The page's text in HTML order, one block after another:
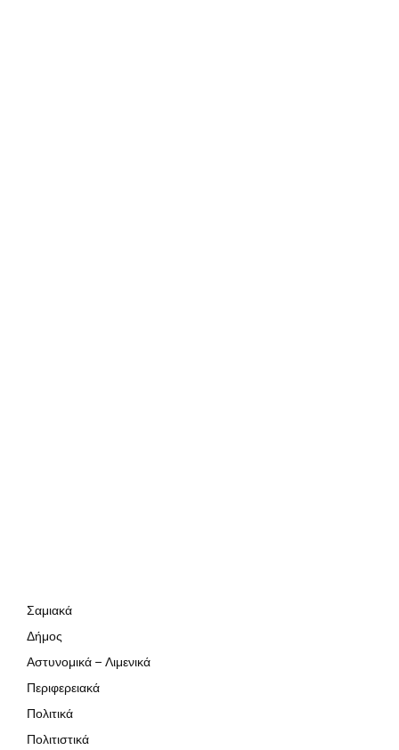
Σαμιακά
Δήμος
Αστυνομικά – Λιμενικά
Περιφερειακά
Πολιτικά
Πολιτιστικά